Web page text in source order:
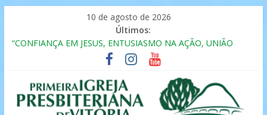
10 de agosto de 2026
Últimos:
“CONFIANÇA EM JESUS, ENTUSIASMO NA AÇÃO, UNIÃO
Seminário da Família 2025
Formação em Inclusão, Ensino e Relacionamento com
Pessoas Atípicas
12º ENCONTRO DE CASAIS